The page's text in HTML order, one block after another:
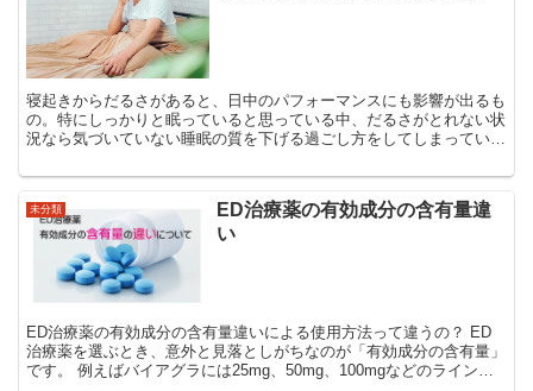
寝起きからだるさがあると、日中のパフォーマンスにも影響が出るも
の。特にしっかりと眠っていると思っている中、だるさがとれない状
況なら気づいていない睡眠の質を下げる過ごし方をしてしまっている
未分類
ED治療薬の有効成分の含有量違
い
ED治療薬の有効成分の含有量違いによる使用方法って違うの？ ED
治療薬を選ぶとき、意外と見落としがちなのが「有効成分の含有量」
です。 例えばバイアグラには25mg、50mg、100mgなどのラインナ